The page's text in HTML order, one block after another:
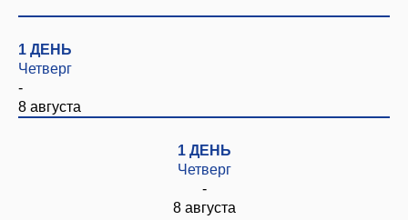
1 ДЕНЬ
Четверг
-
8 августа
1 ДЕНЬ
Четверг
-
8 августа